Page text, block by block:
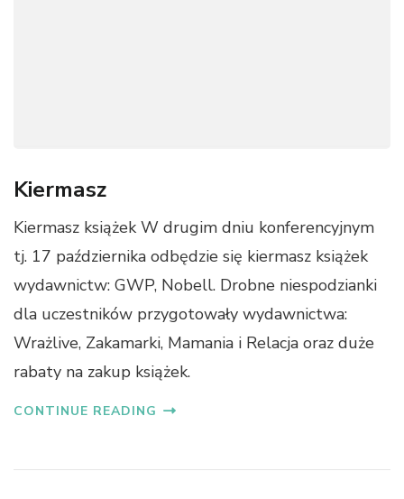
Kiermasz
Kiermasz książek W drugim dniu konferencyjnym
tj. 17 października odbędzie się kiermasz książek
wydawnictw: GWP, Nobell. Drobne niespodzianki
dla uczestników przygotowały wydawnictwa:
Wrażlive, Zakamarki, Mamania i Relacja oraz duże
rabaty na zakup książek.
CONTINUE READING